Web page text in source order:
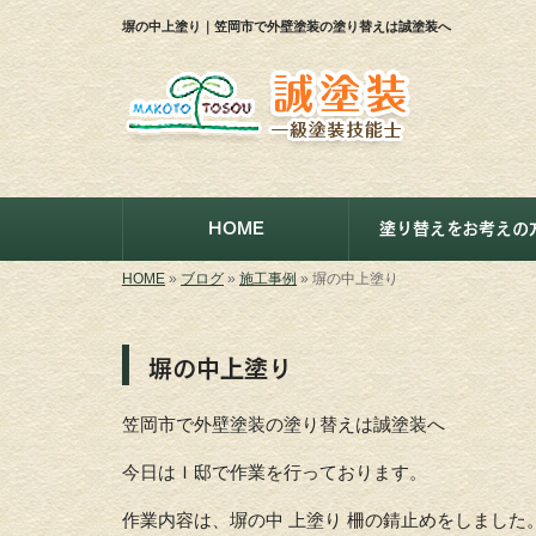
塀の中上塗り｜笠岡市で外壁塗装の塗り替えは誠塗装へ
HOME 塗り替えをお考えの
HOME » ブログ» 施工事例 » 塀の中上塗り
塀の中上塗り
笠岡市で外壁塗装の塗り替えは誠塗装へ
今日はＩ邸で作業を行っております。
作業内容は、塀の中 上塗り 柵の錆止めをしました